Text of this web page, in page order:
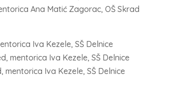
Ana Matić Zagorac, OŠ Skrad
Iva Kezele, SŠ Delnice
mentorica Iva Kezele, SŠ Delnice
mentorica Iva Kezele, SŠ Delnice